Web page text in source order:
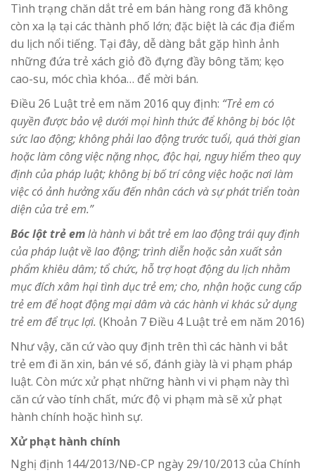
Tình trạng chăn dắt trẻ em bán hàng rong đã không
còn xa lạ tại các thành phố lớn; đặc biệt là các địa điểm
du lịch nổi tiếng. Tại đây, dễ dàng bắt gặp hình ảnh
những đứa trẻ xách giỏ đồ đựng đầy bông tăm; kẹo
cao-su, móc chìa khóa… để mời bán.
Điều 26 Luật trẻ em năm 2016 quy định: “Trẻ em có
quyền được bảo vệ dưới mọi hình thức để không bị bóc lột
sức lao động; không phải lao động trước tuổi, quá thời gian
hoặc làm công việc nặng nhọc, độc hại, nguy hiểm theo quy
định của pháp luật; không bị bố trí công việc hoặc nơi làm
việc có ảnh hưởng xấu đến nhân cách và sự phát triển toàn
diện của trẻ em.”
Bóc lột trẻ emlà hành vi bắt trẻ em lao động trái quy định
của pháp luật về lao động; trình diễn hoặc sản xuất sản
phẩm khiêu dâm; tổ chức, hỗ trợ hoạt động du lịch nhằm
mục đích xâm hại tình dục trẻ em; cho, nhận hoặc cung cấp
trẻ em để hoạt động mại dâm và các hành vi khác sử dụng
trẻ em để trục lợi. (Khoản 7 Điều 4 Luật trẻ em năm 2016)
Như vậy, căn cứ vào quy định trên thì các hành vi bắt
trẻ em đi ăn xin, bán vé số, đánh giày là vi phạm pháp
luật. Còn mức xử phạt những hành vi vi phạm này thì
căn cứ vào tính chất, mức độ vi phạm mà sẽ xử phạt
hành chính hoặc hình sự.
Xử phạt hành chính
Nghị định 144/2013/NĐ-CP ngày 29/10/2013 của Chính